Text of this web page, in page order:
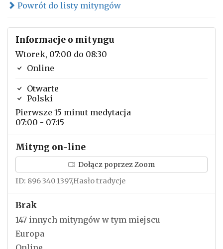
Powrót do listy mityngów
Informacje o mityngu
Wtorek, 07:00 do 08:30
Online
Otwarte
Polski
Pierwsze 15 minut medytacja
07:00 - 07:15
Mityng on-line
Dołącz poprzez Zoom
ID: 896 340 1397,Hasło tradycje
Brak
147 innych mityngów w tym miejscu
Europa